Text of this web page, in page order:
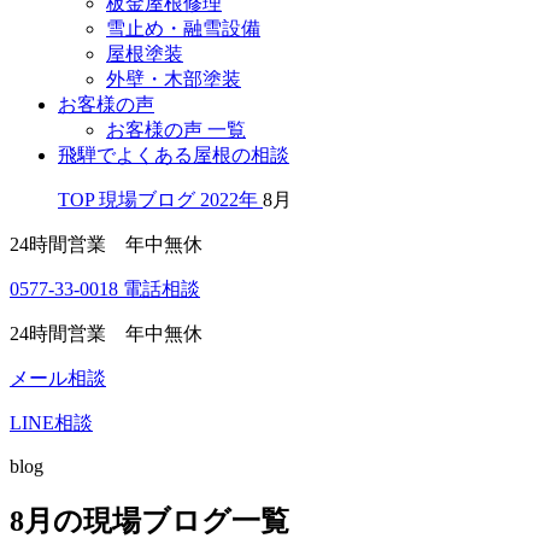
雪止め・融雪設備
屋根塗装
外壁・木部塗装
お客様の声
お客様の声 一覧
飛騨でよくある屋根の相談
TOP 現場ブログ 2022年 8月
24時間営業 年中無休
0577-33-0018 電話相談
24時間営業 年中無休
メール相談
LINE相談
blog
8月の現場ブログ一覧